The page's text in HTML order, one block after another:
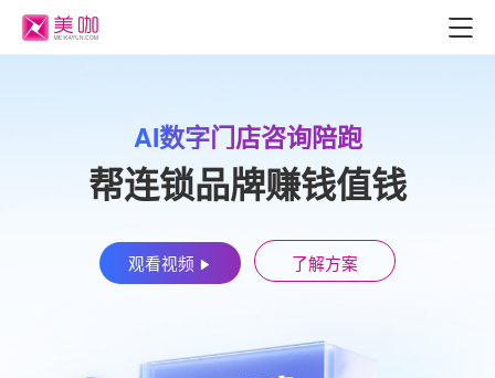
AI数字门店咨询陪跑
帮连锁品牌赚钱值钱
观看视频 了解方案